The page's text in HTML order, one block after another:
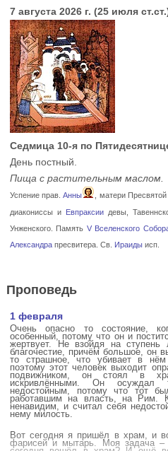
7 августа 2026 г. (25 июля
Седмица 10-я по
День постный.
Пища с растительным маслом.
Успение прав.Анны , матери
диакониссы и Евпраксиидевы,
Унженского. Память V Вселенского
Александрапресвитера. Св. Ираидыисп.
Проповедь
1 февраля
Очень опасно то состояние,
особенный, потому что он и
жертвует. Не взойдя на
благочестие, причём большое, он
то страшное, что убивает в
поэтому этот человек выходит
подвижником, он стоял в
искривлёнными. Он осуждал
недостойным, потому что тот
работавшим на власть, на Рим.
ненавидим, и считал себя
нему милость.
Вот сегодня я пришёл в храм, и
фарисей и мытарь. Моя задача –